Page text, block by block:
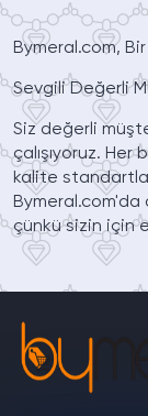
Bymeral.com,
Sevgili Değerli
Siz değerli
çalışıyoruz.
kalite
Bymeral.com'da
çünkü sizin için